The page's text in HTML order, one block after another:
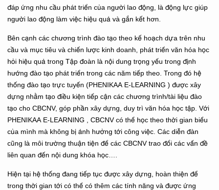
đáp ứng nhu cầu phát triển của người lao động, là động lực giúp
người lao động làm việc hiệu quả và gắn kết hơn.
Bên cạnh các chương trình đào tạo theo kế hoạch dựa trên nhu
cầu và mục tiêu và chiến lược kinh doanh, phát triển văn hóa học
hỏi hiệu quả trong Tập đoàn là nội dung trọng yếu trong định
hướng đào tạo phát triển trong các năm tiếp theo. Trong đó hệ
thống đào tạo trực tuyến (PHENIKAA E-LEARNING ) được xây
dựng nhằm tạo điều kiện tiếp cận các chương trình/tài liệu đào
tạo cho CBCNV, góp phần xây dựng, duy trì văn hóa học tập. Với
PHENIKAA E-LEARNING , CBCNV có thể học theo thời gian biểu
của mình mà không bị ảnh hưởng tới công việc. Các diễn đàn
cũng là môi trường thuận tiện để các CBCNV trao đổi các vấn đề
liên quan đến nội dung khóa học….
Hiện tại hệ thống đang tiếp tục được xây dựng, hoàn thiện để
trong thời gian tới có thể có thêm các tính năng và được ứng